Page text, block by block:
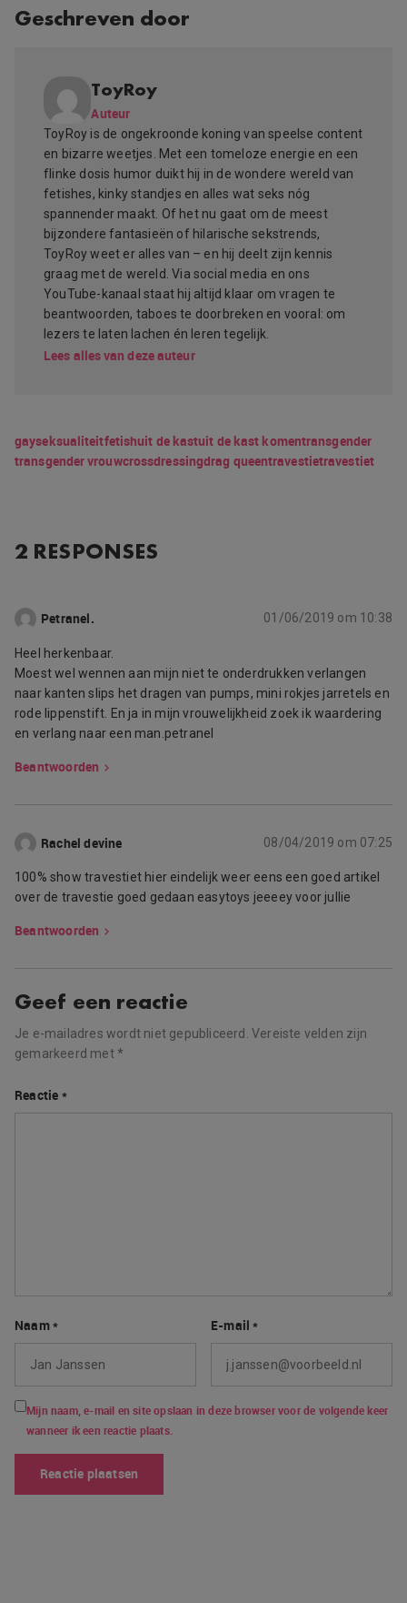
Geschreven door
ToyRoy
Auteur
ToyRoy is de ongekroonde koning van speelse content
en bizarre weetjes. Met een tomeloze energie en een
flinke dosis humor duikt hij in de wondere wereld van
fetishes, kinky standjes en alles wat seks nóg
spannender maakt. Of het nu gaat om de meest
bijzondere fantasieën of hilarische sekstrends,
ToyRoy weet er alles van – en hij deelt zijn kennis
graag met de wereld. Via social media en ons
YouTube-kanaal staat hij altijd klaar om vragen te
beantwoorden, taboes te doorbreken en vooral: om
lezers te laten lachen én leren tegelijk.
Lees alles van deze auteur
gayseksualiteitfetishuit de kastuit de kast komentransgender
transgender vrouwcrossdressingdrag queentravestietravestiet
2 RESPONSES
Petranel. 01/06/2019 om 10:38
Heel herkenbaar.
Moest wel wennen aan mijn niet te onderdrukken verlangen
naar kanten slips het dragen van pumps, mini rokjes jarretels en
rode lippenstift. En ja in mijn vrouwelijkheid zoek ik waardering
en verlang naar een man.petranel
Beantwoorden
Rachel devine 08/04/2019 om 07:25
100% show travestiet hier eindelijk weer eens een goed artikel
over de travestie goed gedaan easytoys jeeeey voor jullie
Beantwoorden
Geef een reactie
Je e-mailadres wordt niet gepubliceerd. Vereiste velden zijn
gemarkeerd met*
Reactie *
Naam* E-mail*
Mijn naam, e-mail en site opslaan in deze browser voor de volgende keer
wanneer ik een reactie plaats.